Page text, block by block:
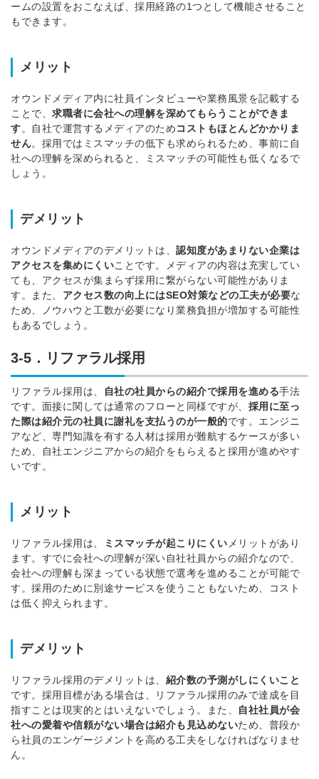
ームの設置をおこなえば、採用経路の1つとして機能させること
もできます。
メリット
オウンドメディア内に社員インタビューや業務風景を記載する
ことで、 求職者に会社への理解を深めてもらうことができま
す。 自社で運営するメディアのためコストもほとんどかかりま
せん。 採用ではミスマッチの低下も求められるため、事前に自
社への理解を深められると、ミスマッチの可能性も低くなるで
しょう。
デメリット
オウンドメディアのデメリットは、 認知度があまりない企業は
アクセスを集めにくいことです。
メディアの内容は充実してい
ても、アクセスが集まらず採用に繋がらない可能性がありま
す。
また、 アクセス数の向上にはSEO対策などの工夫が必要な
ため、ノウハウと工数が必要になり業務負担が増加する可能性
もあるでしょう。
3-5．リファラル採用
リファラル採用は、 自社の社員からの紹介で採用を進める手法
です。 面接に関しては通常のフローと同様ですが、 採用に至っ
た際は紹介元の社員に謝礼を支払うのが一般的です。 エンジニ
アなど、専門知識を有する人材は採用が難航するケースが多い
ため、自社エンジニアからの紹介をもらえると採用が進めやす
いです。
メリット
リファラル採用は、 ミスマッチが起こりにくい メリットがあり
ます。 すでに会社への理解が深い自社社員からの紹介なので、
会社への理解も深まっている状態で選考を進めることが可能で
す。 採用のために別途サービスを使うこともないため、コスト
は低く抑えられます。
デメリット
リファラル採用のデメリットは、 紹介数の予測がしにくいこと
です。 採用目標がある場合は、リファラル採用のみで達成を目
指すことは現実的とはいえないでしょう。
また、
自社社員が会
社への愛着や信頼がない場合は紹介も見込めないため、普段か
ら社員のエンゲージメントを高める工夫をしなければなりませ
ん。